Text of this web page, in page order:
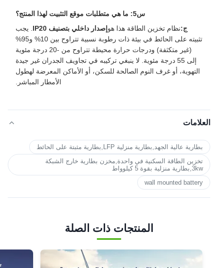
س5: ما هي متطلبات موقع التثبيت لهذا المنتج؟
ج:نظام تخزين الطاقة هذا هو إصدار داخلي بتصنيف IP20
. يجب
تثبيته على الحائط في بيئة ذات رطوبة نسبية تتراوح بين 10% و95%
(غير متكثفة) ودرجات حرارة محيطة تتراوح من -20 درجة مئوية
إلى 55 درجة مئوية. لا ينبغي تركيبه في تجاويف الجدران غير جيدة
التهوية، أو غرف النوم الصالحة للسكن، أو الأماكن المعرضة لهطول
الأمطار المباشر.
العلامات
بطارية عالية الجهد,بطارية منزلية LFP,بطارية مثبتة على الحائط
تخزين الطاقة السكنية في واحدة,مخزن بطارية خارج الشبكة
3kw,بطارية منزلية بقوة 5 كيلوواط
wall mounted battery
المنتجات ذات الصلة